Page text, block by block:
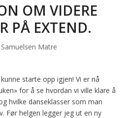
OM VIDERE
PÅ EXTEND.
Matre
starte opp igjen! Vi er nå
for å se hvordan vi ville klare å
hvilke danseklasser som man
Før helgen legger jeg ut en ny